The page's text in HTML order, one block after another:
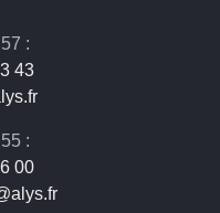
:
43
:
00